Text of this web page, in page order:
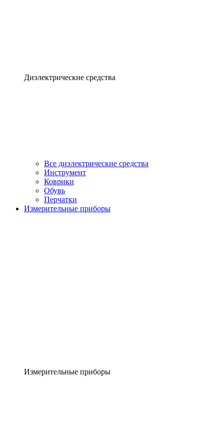
Диэлектрические средства
Все диэлектрические средства
Инструмент
Коврики
Обувь
Перчатки
Измерительные приборы
Измерительные приборы